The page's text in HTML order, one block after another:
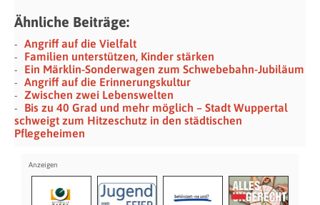
Ähnliche Beiträge:
Angriff auf die Vielfalt
Familien unterstützen, Kinder stärken
Ein Märklin-Sonderwagen zum Schwebebahn-Jubiläum
Angriff auf die Erinnerungskultur
Zwischen zwei Lebenswelten
Bis zu 40 Grad und mehr möglich – Stadt Wuppertal
schweigt zum Hitzeschutz in den städtischen
Pflegeheimen